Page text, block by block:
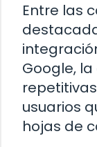
Entre las
Google,
usuarios
hojas de